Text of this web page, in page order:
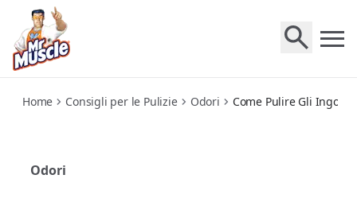
kitchen-drains
Home Consigli per le Pulizie Odori Come Pulire Gli
Odori